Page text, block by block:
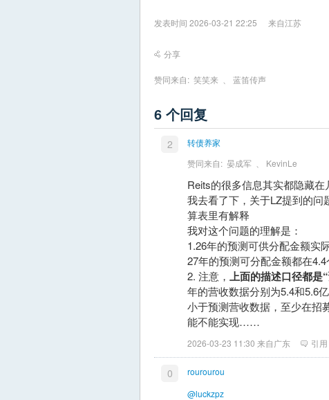
发表时间 2026-03-21 22:25 来自江苏
分享
赞同来自: 笑笑来 蓝笛传声
6 个回复
2
转债养家
赞同来自: 晏成军 KevinLe
Reits的很多信息其实都隐藏
我去看了下，关于LZ提到的问
算表里有解释
我对这个问题的理解是：
1.26年的预测可供分配金额实
27年的预测可分配金额都在4.4
2. 注意， 上面的描述口径都是
年的营收数据分别为5.4和5.6
小于预测营收数据，至少在招
能不能实现……
2026-03-23 11:30 来自广东 引用
0
rourourou
@luckzpz